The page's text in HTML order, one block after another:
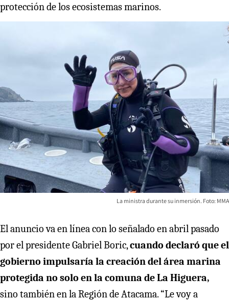
protección de los ecosistemas marinos.
La ministra durante su inmersión. Foto: MMA
El anuncio va en línea con lo señalado en abril pasado
por el presidente Gabriel Boric,cuando declaró que el
gobierno impulsaría la creación del área marina
protegida no solo en la comuna de La Higuera,
sino también en la Región de Atacama. “Le voy a